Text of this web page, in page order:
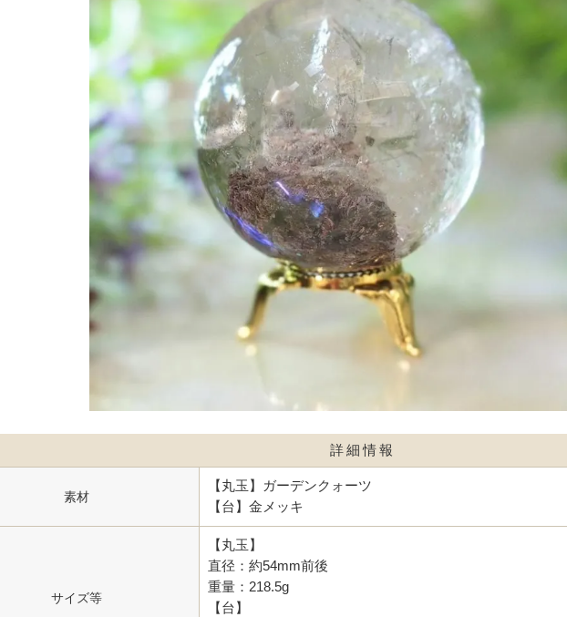
詳細情報
素材
【丸玉】ガーデンクォーツ
【台】金メッキ
サイズ等
【丸玉】
直径：約54mm前後
重量：218.5g
【台】